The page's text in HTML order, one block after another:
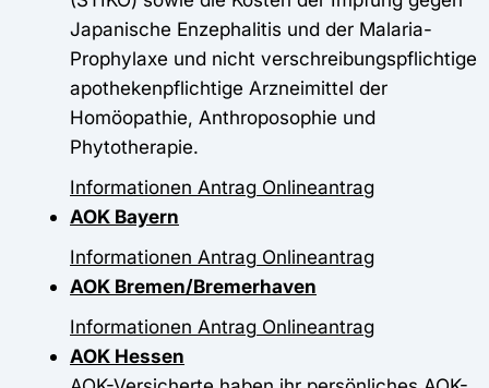
Japanische Enzephalitis und der Malaria-
Prophylaxe und nicht verschreibungspflichtige
apothekenpflichtige Arzneimittel der
Homöopathie, Anthroposophie und
Phytotherapie.
Informationen Antrag Onlineantrag
AOK Bayern
Informationen Antrag Onlineantrag
AOK Bremen/Bremerhaven
Informationen Antrag Onlineantrag
AOK Hessen